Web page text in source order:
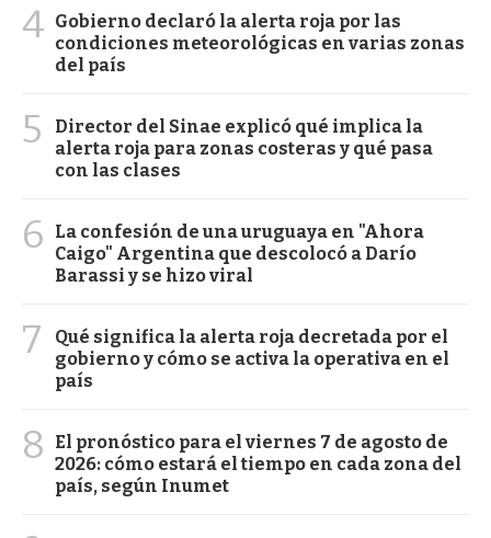
4 Gobierno declaró la alerta roja por las
condiciones meteorológicas en varias zonas
del país
5
Director del Sinae explicó qué implica la
alerta roja para zonas costeras y qué pasa
con las clases
6
La confesión de una uruguaya en "Ahora
Caigo" Argentina que descolocó a Darío
Barassi y se hizo viral
7
Qué significa la alerta roja decretada por el
gobierno y cómo se activa la operativa en el
país
8
El pronóstico para el viernes 7 de agosto de
2026: cómo estará el tiempo en cada zona del
país, según Inumet